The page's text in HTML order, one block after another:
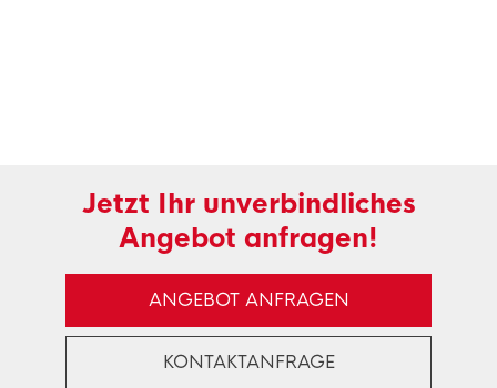
Jetzt Ihr unverbindliches
Angebot anfragen!
ANGEBOT ANFRAGEN
KONTAKTANFRAGE